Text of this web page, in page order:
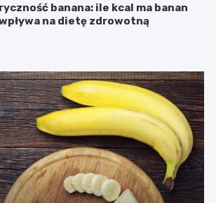
banana: ile kcal ma banan
na dietę zdrowotną